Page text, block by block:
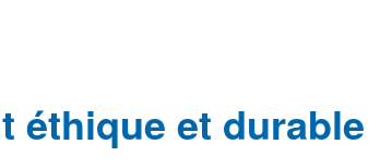
éthique et durable